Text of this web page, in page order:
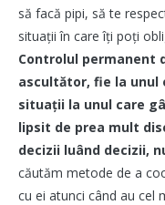
să facă pipi, să te
situații în care îți poți
Controlul permanent
ascultător, fie la unul
situații la unul care
lipsit de prea mult
decizii luând decizii,
căutăm metode de a
cu ei atunci când au cel